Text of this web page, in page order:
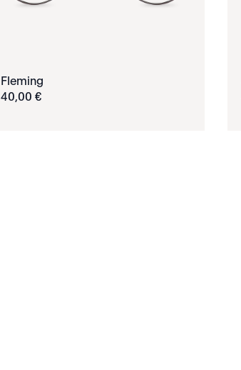
Fleming
40,00 €